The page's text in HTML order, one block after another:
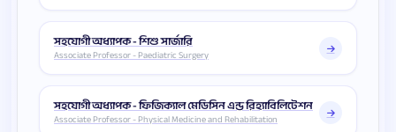
সহযোগী অধ্যাপক - শিশু সার্জারি
Associate Professor - Paediatric Surgery
সহযোগী অধ্যাপক - ফিজিক্যাল মেডিসিন এন্ড রিহ্যাবিলিটেশন
Associate Professor - Physical Medicine and Rehabilitation